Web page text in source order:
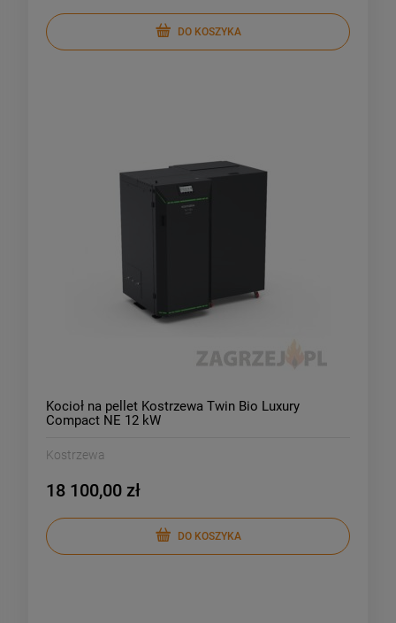
DO KOSZYKA
Kocioł na pellet Kostrzewa Twin Bio Luxury
Compact NE 12 kW
Kostrzewa
18 100,00 zł
DO KOSZYKA